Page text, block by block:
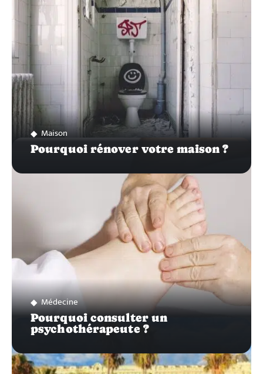
Maison
Pourquoi rénover votre maison ?
Médecine
Pourquoi consulter un
psychothérapeute ?